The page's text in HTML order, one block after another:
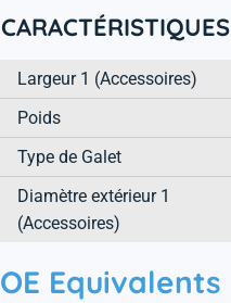
CARACTÉRISTIQUES
Largeur 1 (Accessoires)
Poids
Type de Galet
Diamètre extérieur 1
(Accessoires)
OE Equivalents